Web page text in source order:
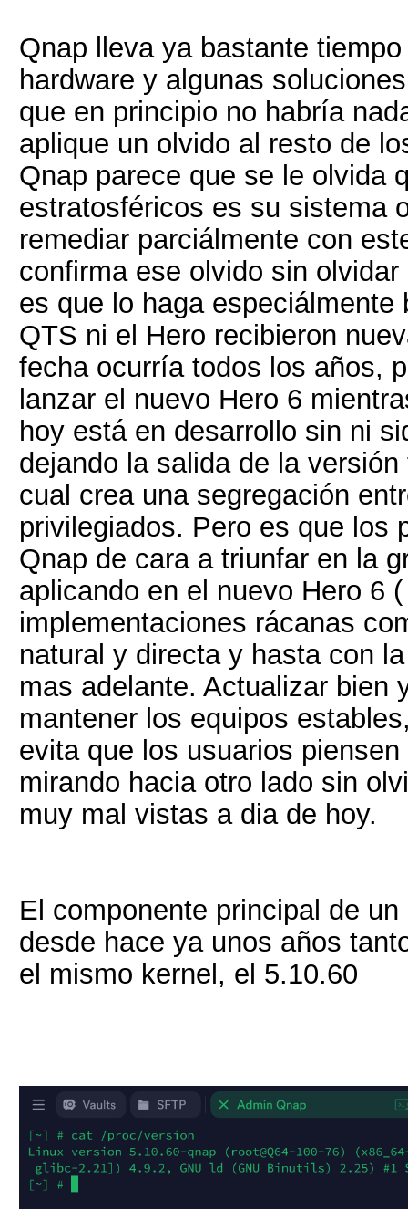
Qnap lleva ya bastante
hardware y algunas
que en principio no habría
aplique un olvido al resto de
Qnap parece que se le olvida
estratosféricos es su sistema
remediar parciálmente con
confirma ese olvido sin
es que lo haga
QTS ni el Hero recibieron
fecha ocurría todos los años,
lanzar el nuevo Hero 6
hoy está en desarrollo sin ni
dejando la salida de la
cual crea una segregación
privilegiados. Pero es que los
Qnap de cara a triunfar en la
aplicando en el nuevo Hero 6
implementaciones rácanas
natural y directa y hasta con
mas adelante. Actualizar bien
mantener los equipos
evita que los usuarios
mirando hacia otro lado sin
muy mal vistas a dia de hoy.
El componente principal de
desde hace ya unos años
el mismo kernel, el 5.10.60